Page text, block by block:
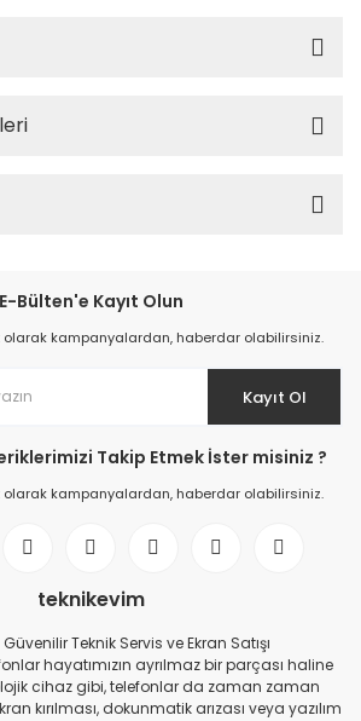
E-Bülten'e Kayıt Olun
olarak kampanyalardan, haberdar olabilirsiniz.
Kayıt Ol
Takip Etmek İster misiniz ?
olarak kampanyalardan, haberdar olabilirsiniz.
teknikevim
Güvenilir Teknik Servis ve Ekran Satışı
hayatımızın ayrılmaz bir parçası haline
cihaz gibi, telefonlar da zaman zaman
kırılması, dokunmatik arızası veya yazılım